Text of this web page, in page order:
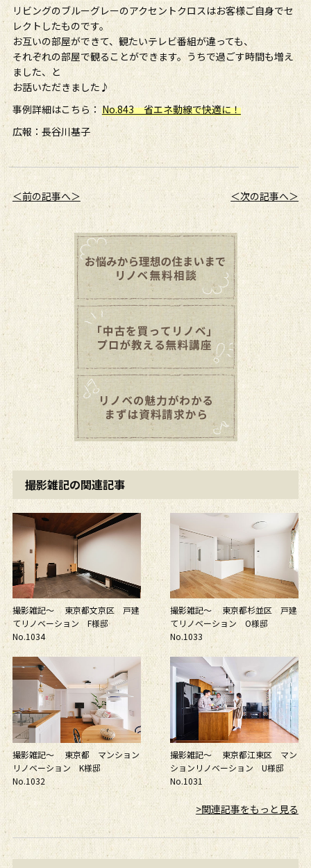
リビングのブルーグレーのアクセントクロスはお客様ご自身でセ
レクトしたものです。
お互いの部屋ができて、観たいテレビ番組が違っても、
それぞれの部屋で観ることができます。うちで過ごす時間も増え
ました、と
お話いただきました♪
事例詳細はこちら： No.843 省エネ動線で快適に！
広報：長谷川基子
＜前の記事へ＞ ＜次の記事へ＞
撮影雑記の関連記事
撮影雑記～ 東京都文京区 戸建
てリノベーション F様邸
No.1034
撮影雑記～ 東京都杉並区 戸建
てリノベーション O様邸
No.1033
撮影雑記～ 東京都 マンション
リノベーション K様邸
No.1032
撮影雑記～ 東京都江東区 マン
ションリノベーション U様邸
No.1031
>関連記事をもっと見る